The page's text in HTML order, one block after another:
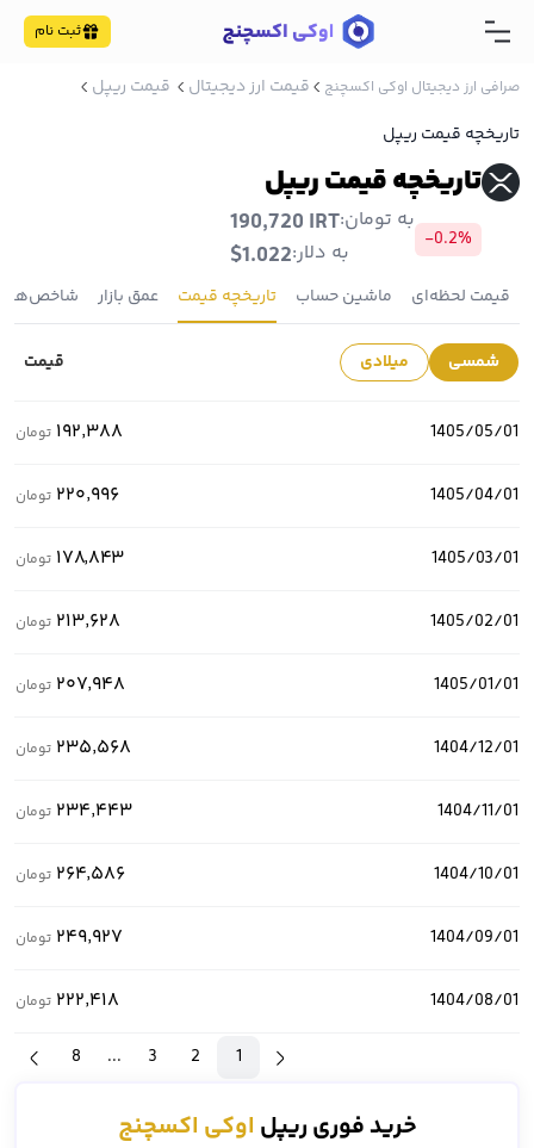
ثبت نام
صرافی ارز دیجیتال اوکی اکسچنج قیمت ارز دیجیتال
قیمت ریپل
تاریخچه قیمت ریپل
تاریخچه قیمت ریپل
-0.2%
به تومان:190,720 IRT
به دلار:$1.022
قیمت لحظه‌ای ماشین حساب تاریخچه قیمت عمق بازار شاخص‌ها
شمسی میلادی قیمت
1405/05/01 ۱۹۲٬۳۸۸ تومان
1405/04/01 ۲۲۰٬۹۹۶ تومان
1405/03/01 ۱۷۸٬۸۴۳ تومان
1405/02/01 ۲۱۳٬۶۲۸ تومان
1405/01/01 ۲۰۷٬۹۴۸ تومان
1404/12/01 ۲۳۵٬۵۶۸ تومان
1404/11/01 ۲۳۴٬۴۴۳ تومان
1404/10/01 ۲۶۴٬۵۸۶ تومان
1404/09/01 ۲۴۹٬۹۲۷ تومان
1404/08/01 ۲۲۲٬۴۱۸ تومان
1
2
3
...
8
خرید فوری ریپل اوکی اکسچنج